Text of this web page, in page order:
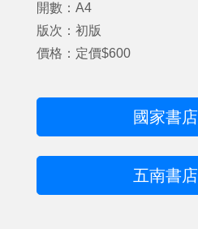
開數：A4
版次：初版
價格：定價$600
國家書
五南書